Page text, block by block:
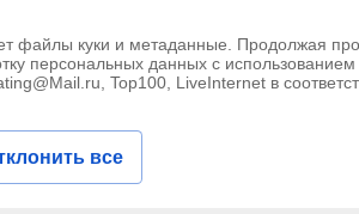
файлы куки и метаданные. Продолжая
персональных данных с
Top100, LiveInternet в
все